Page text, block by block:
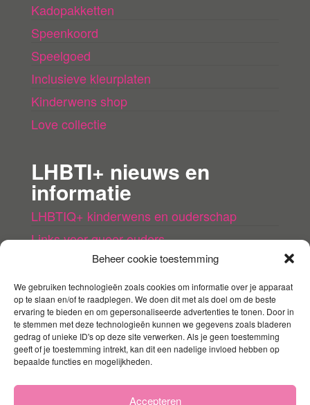
Beheer cookie toestemming
We gebruiken technologieën zoals cookies om informatie over je apparaat
op te slaan en/of te raadplegen. We doen dit met als doel om de beste
ervaring te bieden en om gepersonaliseerde advertenties te tonen. Door in
te stemmen met deze technologieën kunnen we gegevens zoals bladeren
gedrag of unieke ID's op deze site verwerken. Als je geen toestemming
geeft of je toestemming intrekt, kan dit een nadelige invloed hebben op
bepaalde functies en mogelijkheden.
Accepteren
Kadopakketten
Speenkoord
Speelgoed
Inclusieve kleurplaten
Kinderwens shop
Love collectie
LHBTI+ nieuws en
informatie
LHBTIQ+ kinderwens en ouderschap
Links voor queer ouders
LHBTI+ (kinder)boeken
Queer agenda
Mijn account
Contact